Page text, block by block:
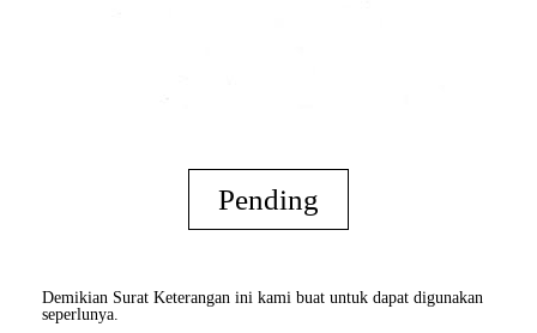
Pending
Demikian Surat Keterangan ini kami buat untuk dapat digunakan
seperlunya.